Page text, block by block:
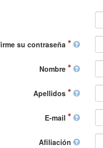
su contraseña
Nombre
Apellidos
E-mail
Afiliación